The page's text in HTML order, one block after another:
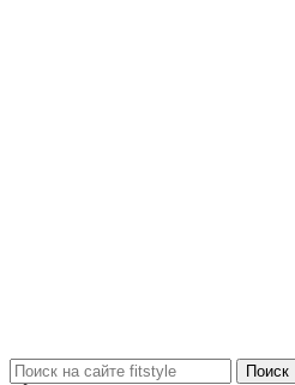
Поиск